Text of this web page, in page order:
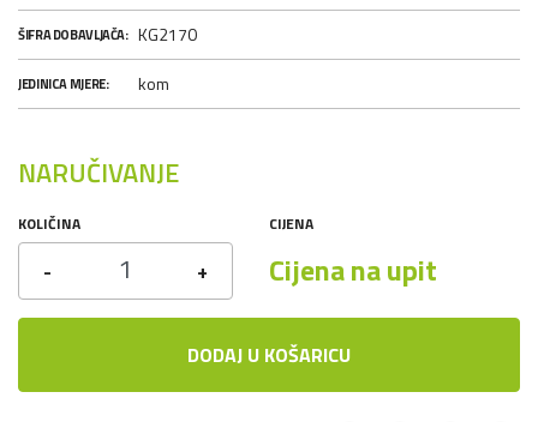
ŠIFRA DOBAVLJAČA: KG2170
JEDINICA MJERE: kom
NARUČIVANJE
KOLIČINA
- +
CIJENA
Cijena na upit
DODAJ U KOŠARICU